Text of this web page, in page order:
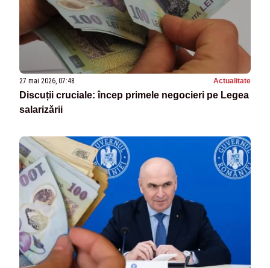
27 mai 2026, 07:48 Actualitate
Discuții cruciale: încep primele negocieri pe Legea
salarizării